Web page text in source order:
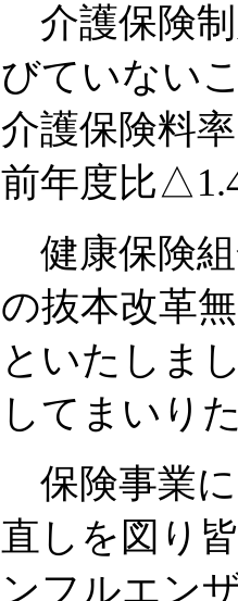
介護保険制
びていない
介護保険料
前年度比
健康保険組
の抜本改革
といたしま
してまいり
保険事業に
直しを図り
ンフルエン